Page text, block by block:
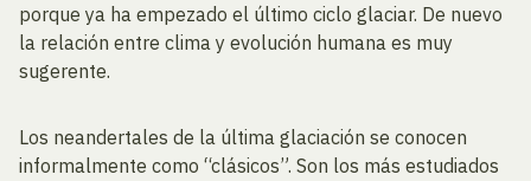
porque ya ha empezado el último ciclo glaciar. De nuevo
la relación entre clima y evolución humana es muy
sugerente.
Los neandertales de la última glaciación se conocen
informalmente como “clásicos”. Son los más estudiados